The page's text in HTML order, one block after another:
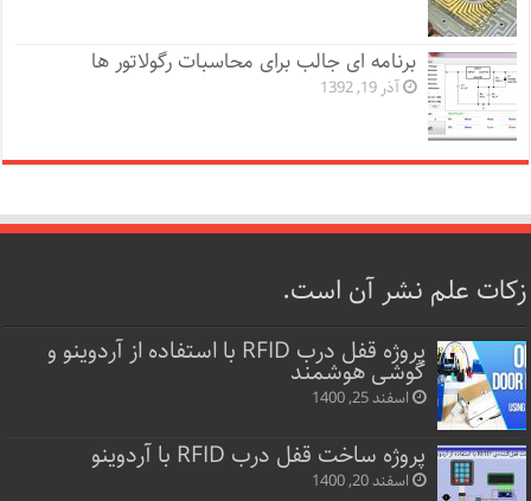
برنامه ای جالب برای محاسبات رگولاتور ها
آذر 19, 1392
زکات علم نشر آن است.
پروژه قفل‌ درب RFID با استفاده از آردوینو و
گوشی هوشمند
اسفند 25, 1400
پروژه ساخت قفل‌ درب RFID با آردوینو
اسفند 20, 1400